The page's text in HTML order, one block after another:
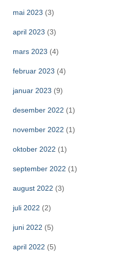
mai 2023 (3)
april 2023 (3)
mars 2023 (4)
februar 2023 (4)
januar 2023 (9)
desember 2022 (1)
november 2022 (1)
oktober 2022 (1)
september 2022 (1)
august 2022 (3)
juli 2022 (2)
juni 2022 (5)
april 2022 (5)